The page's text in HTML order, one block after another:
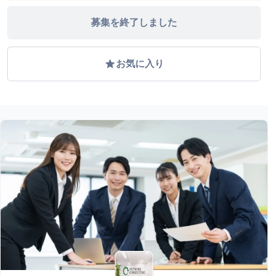
募集を終了しました
gradeお気に入り